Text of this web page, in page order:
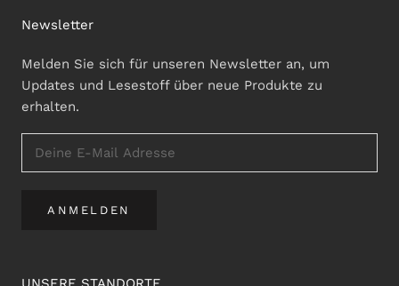
Newsletter
Melden Sie sich für unseren Newsletter an, um
Updates und Lesestoff über neue Produkte zu
erhalten.
ANMELDEN